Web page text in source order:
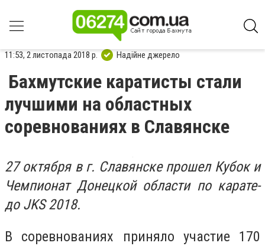
11:53, 2 листопада 2018 р. Надійне джерело
Бахмутские каратисты стали
лучшими на областных
соревнованиях в Славянске
27 октября в г. Славянске прошел Кубок и
Чемпионат Донецкой области по карате-
до JKS 2018.
В соревнованиях приняло участие 170